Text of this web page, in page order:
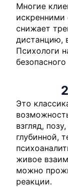
Многие
искренними
снижает
дистанцию,
Психологи
Это
взгляд,
глубинной,
живое
можно
реакции.